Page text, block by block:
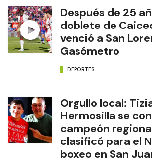
Después de 25
doblete de
venció a San
Gasómetro
DEPORTES
Orgullo local:
Hermosilla se
campeón
clasificó para el
boxeo en San